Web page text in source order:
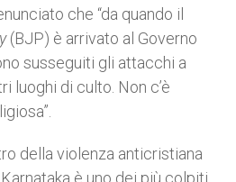
che “da quando il
(BJP) è arrivato al Governo
susseguiti gli attacchi a
luoghi di culto. Non c’è
della violenza anticristiana
è uno dei più colpiti